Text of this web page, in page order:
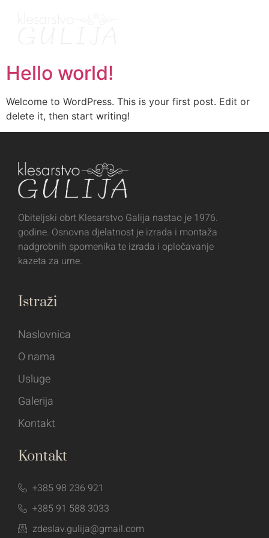
Hello world!
Welcome to WordPress. This is your first post. Edit or
delete it, then start writing!
Obiteljski obrt Klesarstvo Galija nastao je 1976.
godine. Osnovna djelatnost je izrada i montaža
nadgrobnih spomenika te izrada i opločavanje
kazeta za urne.
Istraži
Naslovnica
O nama
Usluge
Galerija
Kontakt
Kontakt
+385 98 236 921
+385 91 588 3033
zdeslav.gulija@gmail.com